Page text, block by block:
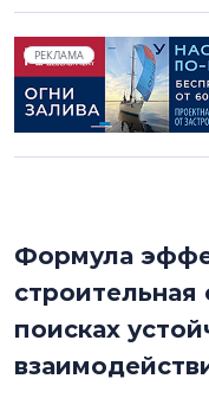
РЕКЛАМА
Формула
строительная
поисках